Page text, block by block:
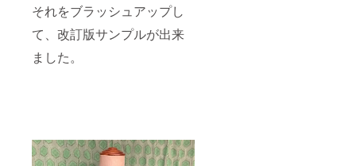
それをブラッシュアップし
て、改訂版サンプルが出来
ました。